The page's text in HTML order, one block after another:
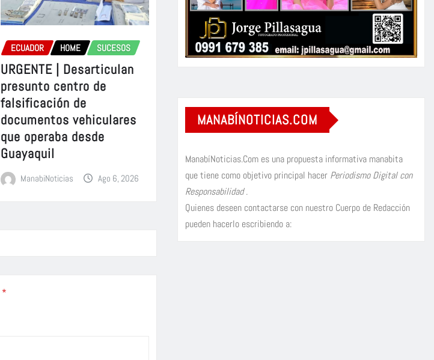
ECUADOR HOME SUCESOS
URGENTE | Desarticulan
presunto centro de
falsificación de
documentos vehiculares
que operaba desde
Guayaquil
ManabiNoticias Ago 6, 2026
*
MANABÍNOTICIAS.COM
ManabíNoticias.Com es una propuesta informativa manabita
que tiene como objetivo principal hacer Periodismo Digital con
Responsabilidad.
Quienes deseen contactarse con nuestro Cuerpo de Redacción
pueden hacerlo escribiendo a: